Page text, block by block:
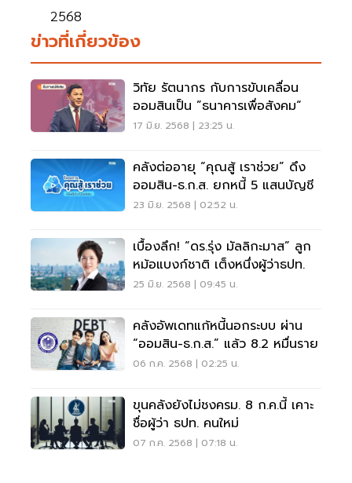
2568
ข่าวที่เกี่ยวข้อง
วิทัย รัตนากร กับการขับเคลื่อน
ออมสินเป็น ”ธนาคารเพื่อสังคม“
17 มิ.ย. 2568 | 23:25 น.
คลังต่ออายุ “คุณสู้ เราช่วย” ดึง
ออมสิน-ธ.ก.ส. ยกหนี้ 5 แสนบัญชี
23 มิ.ย. 2568 | 02:52 น.
เบื้องลึก! “ดร.รุ่ง มัลลิกะมาส” ลูก
หม้อแบงก์ชาติ เต็งหนึ่งผู้ว่าธปท.
25 มิ.ย. 2568 | 09:45 น.
คลังอัพเดทแก้หนี้นอกระบบ ผ่าน
“ออมสิน-ธ.ก.ส.” แล้ว 8.2 หมื่นราย
06 ก.ค. 2568 | 02:25 น.
ขุนคลังยังไม่ชงครม. 8 ก.ค.นี้ เคาะ
ชื่อผู้ว่า ธปท. คนใหม่
07 ก.ค. 2568 | 07:18 น.